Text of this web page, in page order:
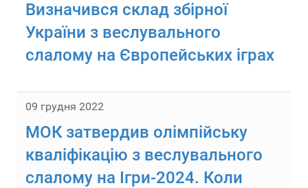
Визначився склад збірної
України з веслувального
слалому на Європейських іграх
09 грудня 2022
МОК затвердив олімпійську
кваліфікацію з веслувального
слалому на Ігри-2024. Коли